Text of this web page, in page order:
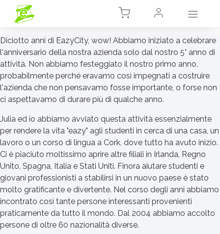
Diciotto anni di EazyCity, wow! Abbiamo iniziato a celebrare
l'anniversario della nostra azienda solo dal nostro 5° anno di
attività. Non abbiamo festeggiato il nostro primo anno,
probabilmente perché eravamo così impegnati a costruire
l'azienda che non pensavamo fosse importante, o forse non
ci aspettavamo di durare più di qualche anno.
Julia ed io abbiamo avviato questa attività essenzialmente
per rendere la vita "eazy" agli studenti in cerca di una casa, un
lavoro o un corso di lingua a Cork, dove tutto ha avuto inizio.
Ci è piaciuto moltissimo aprire altre filiali in Irlanda, Regno
Unito, Spagna, Italia e Stati Uniti. Finora aiutare studenti e
giovani professionisti a stabilirsi in un nuovo paese è stato
molto gratificante e divertente. Nel corso degli anni abbiamo
incontrato così tante persone interessanti provenienti
praticamente da tutto il mondo. Dal 2004 abbiamo accolto
persone di oltre 60 nazionalità diverse.